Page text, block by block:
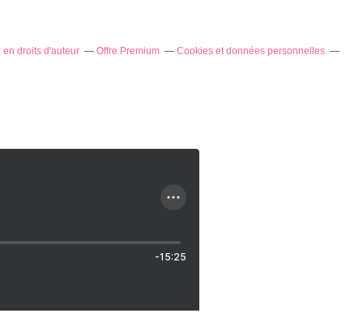
droits d'auteur Offre Premium Cookies et données personnelles
-15:25